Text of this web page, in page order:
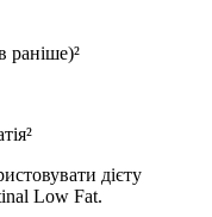
раніше)²
дієту
Low Fat.